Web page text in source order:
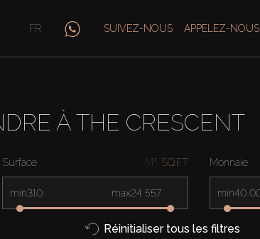
FR SUIVEZ-NOUS APPELEZ-NOUS
À THE CRESCENT
Surface M² SQ.FT
min max
Monnaie
min
Réinitialiser tous les filtres